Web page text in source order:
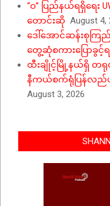
“ဝ” ပြည်နယ်ရရှိရေး
တောင်းဆို August 4,
ဒေါ်အောင်ဆန်းစုက
တွေ့ဆုံစကားပြောခွင့်ရ
ထီးချိုင့်မြို့နယ်ရှိ တရု
နီကယ်စက်ရုံပြန်လည်
August 3, 2026